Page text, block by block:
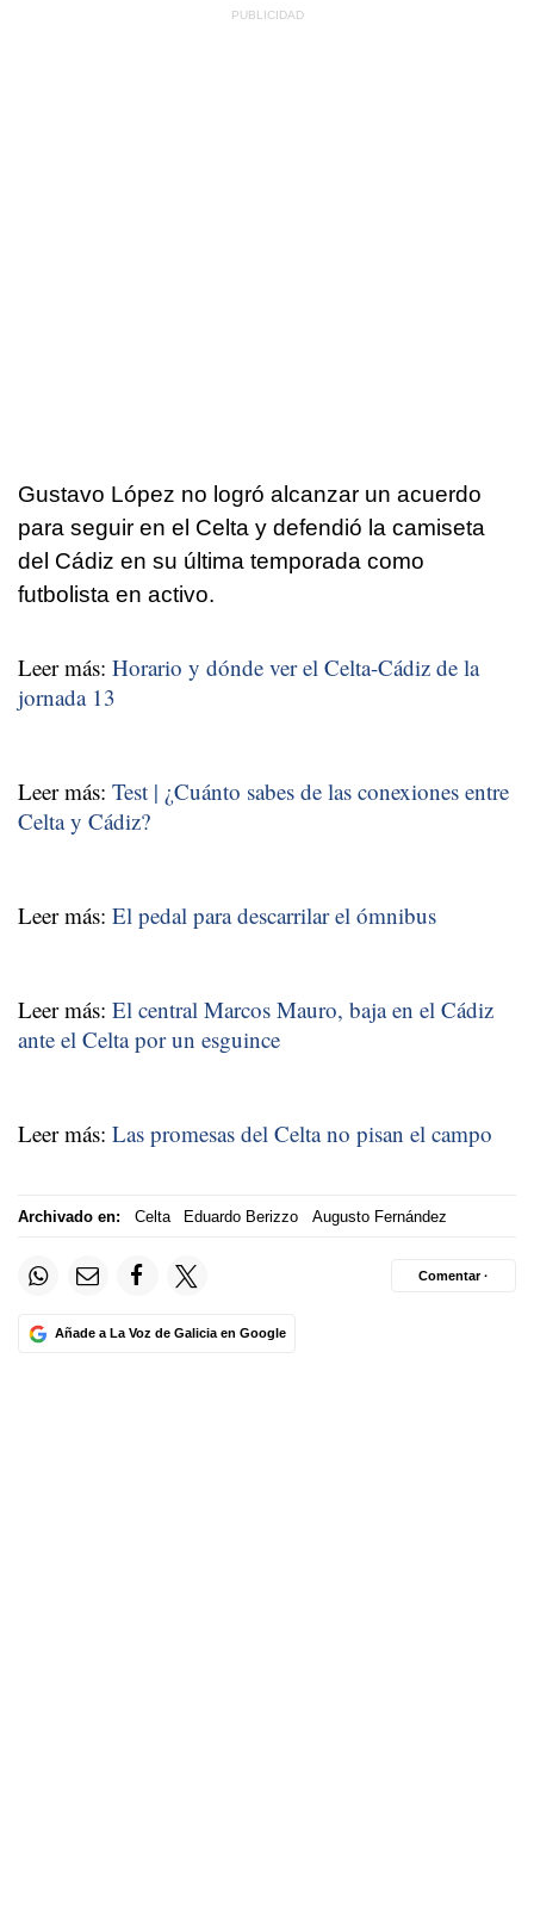
Gustavo López no logró alcanzar un acuerdo
para seguir en el Celta y defendió la camiseta
del Cádiz en su última temporada como
futbolista en activo.
Leer más: Horario y dónde ver el Celta-Cádiz de la
jornada 13
Leer más: Test | ¿Cuánto sabes de las conexiones entre
Celta y Cádiz?
Leer más: El pedal para descarrilar el ómnibus
Leer más: El central Marcos Mauro, baja en el Cádiz
ante el Celta por un esguince
Leer más: Las promesas del Celta no pisan el campo
Archivado en: Celta Eduardo Berizzo Augusto Fernández
Añade a La Voz de Galicia en Google
Comentar ·